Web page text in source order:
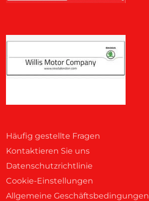
Häufig gestellte Fragen
Kontaktieren Sie uns
Datenschutzrichtlinie
Cookie-Einstellungen
Allgemeine Geschäftsbedingungen